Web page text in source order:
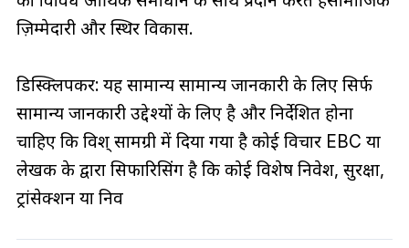
ज़िम्मेदारी और स्थिर विकास.
डिस्क्लिपकर: यह सामान्य सामान्य जानकारी के लिए सिर्फ
सामान्य जानकारी उद्देश्यों के लिए है और निर्देशित होना
चाहिए कि विश् सामग्री में दिया गया है कोई विचार EBC या
लेखक के द्वारा सिफारिसिंग है कि कोई विशेष निवेश, सुरक्षा,
ट्रांसेक्शन या निव